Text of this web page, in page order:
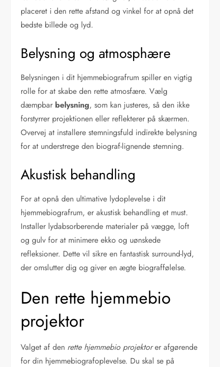
placeret i den rette afstand og vinkel for at opnå det
bedste billede og lyd.
Belysning og atmosphære
Belysningen i dit hjemmebiografrum spiller en vigtig
rolle for at skabe den rette atmosfære. Vælg
dæmpbar belysning, som kan justeres, så den ikke
forstyrrer projektionen eller reflekterer på skærmen.
Overvej at installere stemningsfuld indirekte belysning
for at understrege den biograf-lignende stemning.
Akustisk behandling
For at opnå den ultimative lydoplevelse i dit
hjemmebiografrum, er akustisk behandling et must.
Installer lydabsorberende materialer på vægge, loft
og gulv for at minimere ekko og uønskede
refleksioner. Dette vil sikre en fantastisk surround-lyd,
der omslutter dig og giver en ægte biograffølelse.
Den rette hjemmebio
projektor
Valget af den rette hjemmebio projektorer afgørende
for din hjemmebiografoplevelse. Du skal se på